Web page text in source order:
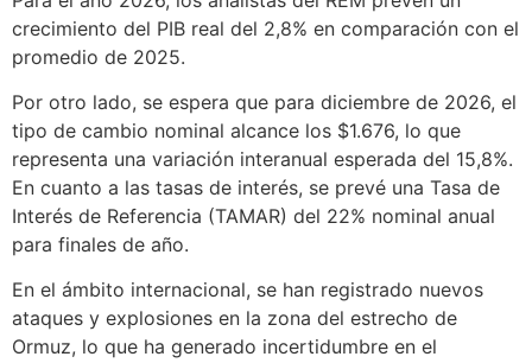
crecimiento del PIB real del 2,8% en comparación con el
promedio de 2025.
Por otro lado, se espera que para diciembre de 2026, el
tipo de cambio nominal alcance los $1.676, lo que
representa una variación interanual esperada del 15,8%.
En cuanto a las tasas de interés, se prevé una Tasa de
Interés de Referencia (TAMAR) del 22% nominal anual
para finales de año.
En el ámbito internacional, se han registrado nuevos
ataques y explosiones en la zona del estrecho de
Ormuz, lo que ha generado incertidumbre en el